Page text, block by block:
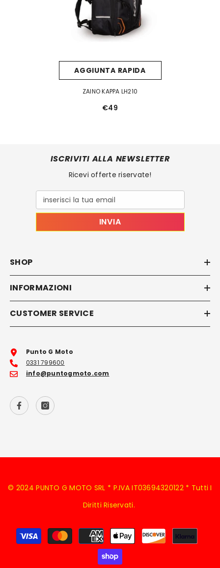
AGGIUNTA RAPIDA
ZAINO KAPPA LH210
€49
ISCRIVITI ALLA NEWSLETTER
Ricevi offerte riservate!
inserisci la tua email
INVIA
SHOP
INFORMAZIONI
CUSTOMER SERVICE
Punto G Moto
0331 799600
info@puntogmoto.com
© 2024 PUNTO G MOTO SRL * P.IVA IT03694320122 * Tutti I
Diritti Riservati.
Metodi
di
pagamento